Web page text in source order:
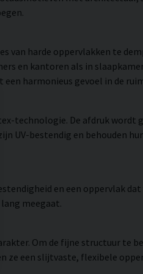
van harde oppervlakken te
en kantoren als in
harmonieus gevoel in de
technologie. De afdruk wordt
UV-bestendig en behouden
en een oppervlak
meegaat.
Om de fijne structuur te
ze een slijtvaste, flexibele